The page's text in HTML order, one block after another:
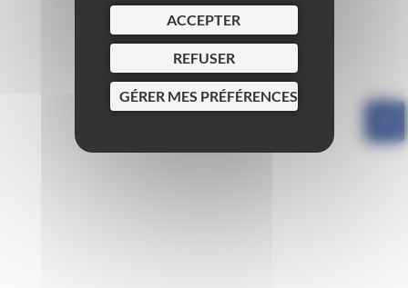
ACCEPTER
REFUSER
GÉRER MES PRÉFÉRENCES